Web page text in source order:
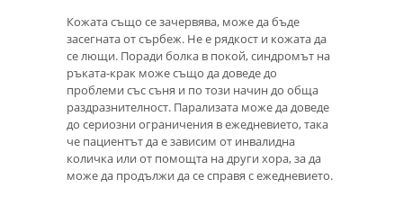
Кожата също се зачервява, може да бъде
засегната от сърбеж. Не е рядкост и кожата да
се лющи. Поради болка в покой, синдромът на
ръката-крак може също да доведе до
проблеми със съня и по този начин до обща
раздразнителност. Парализата може да доведе
до сериозни ограничения в ежедневието, така
че пациентът да е зависим от инвалидна
количка или от помощта на други хора, за да
може да продължи да се справя с ежедневието.